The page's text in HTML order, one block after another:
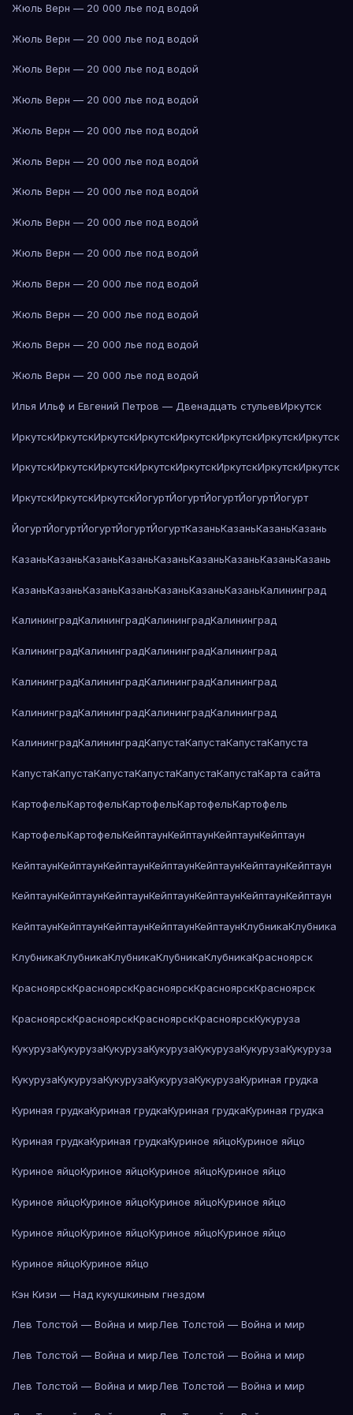
Жюль Верн — 20 000 лье под водой
Жюль Верн — 20 000 лье под водой
Жюль Верн — 20 000 лье под водой
Жюль Верн — 20 000 лье под водой
Жюль Верн — 20 000 лье под водой
Жюль Верн — 20 000 лье под водой
Жюль Верн — 20 000 лье под водой
Жюль Верн — 20 000 лье под водой
Жюль Верн — 20 000 лье под водой
Жюль Верн — 20 000 лье под водой
Жюль Верн — 20 000 лье под водой
Жюль Верн — 20 000 лье под водой
Жюль Верн — 20 000 лье под водой
Илья Ильф и Евгений Петров — Двенадцать стульевИркутск
ИркутскИркутскИркутскИркутскИркутскИркутскИркутскИркутск
ИркутскИркутскИркутскИркутскИркутскИркутскИркутскИркутск
ИркутскИркутскИркутскЙогуртЙогуртЙогуртЙогуртЙогурт
ЙогуртЙогуртЙогуртЙогуртЙогуртКазаньКазаньКазаньКазань
КазаньКазаньКазаньКазаньКазаньКазаньКазаньКазаньКазань
КазаньКазаньКазаньКазаньКазаньКазаньКазаньКалининград
КалининградКалининградКалининградКалининград
КалининградКалининградКалининградКалининград
КалининградКалининградКалининградКалининград
КалининградКалининградКалининградКалининград
КалининградКалининградКапустаКапустаКапустаКапуста
КапустаКапустаКапустаКапустаКапустаКапустаКарта сайта
КартофельКартофельКартофельКартофельКартофель
КартофельКартофельКейптаунКейптаунКейптаунКейптаун
КейптаунКейптаунКейптаунКейптаунКейптаунКейптаунКейптаун
КейптаунКейптаунКейптаунКейптаунКейптаунКейптаунКейптаун
КейптаунКейптаунКейптаунКейптаунКейптаунКлубникаКлубника
КлубникаКлубникаКлубникаКлубникаКлубникаКрасноярск
КрасноярскКрасноярскКрасноярскКрасноярскКрасноярск
КрасноярскКрасноярскКрасноярскКрасноярскКукуруза
КукурузаКукурузаКукурузаКукурузаКукурузаКукурузаКукуруза
КукурузаКукурузаКукурузаКукурузаКукурузаКуриная грудка
Куриная грудкаКуриная грудкаКуриная грудкаКуриная грудка
Куриная грудкаКуриная грудкаКуриное яйцоКуриное яйцо
Куриное яйцоКуриное яйцоКуриное яйцоКуриное яйцо
Куриное яйцоКуриное яйцоКуриное яйцоКуриное яйцо
Куриное яйцоКуриное яйцоКуриное яйцоКуриное яйцо
Куриное яйцоКуриное яйцо
Кэн Кизи — Над кукушкиным гнездом
Лев Толстой — Война и мирЛев Толстой — Война и мир
Лев Толстой — Война и мирЛев Толстой — Война и мир
Лев Толстой — Война и мирЛев Толстой — Война и мир